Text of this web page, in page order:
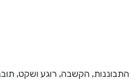
התבוננות, הקשבה, רוגע ושקט,